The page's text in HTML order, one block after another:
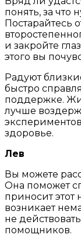
понять, за что
Постарайтесь
и закройте
этого вы
Радуют
быстро
поддержке.
лучше
здоровье.
Лев
Вы можете
Она поможет
приносит
возникает
не
помощников.